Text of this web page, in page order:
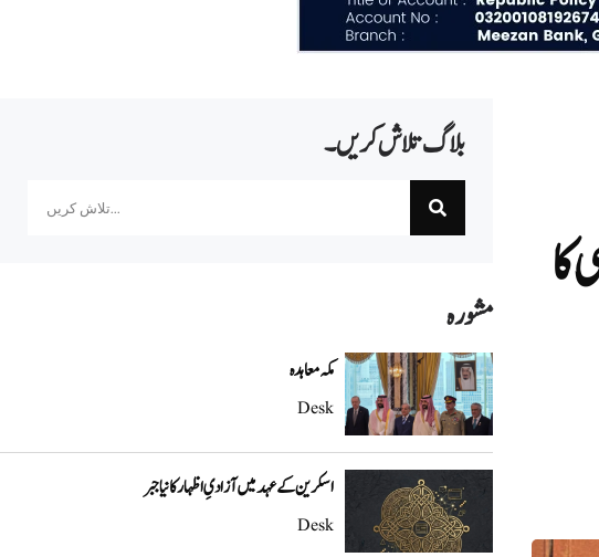
بلاگ تلاش کریں۔
مشورہ
مکہ معاہدہ
Desk
اسکرین کے عہد میں آزادیِ اظہار کا نیا جبر
Desk
کا